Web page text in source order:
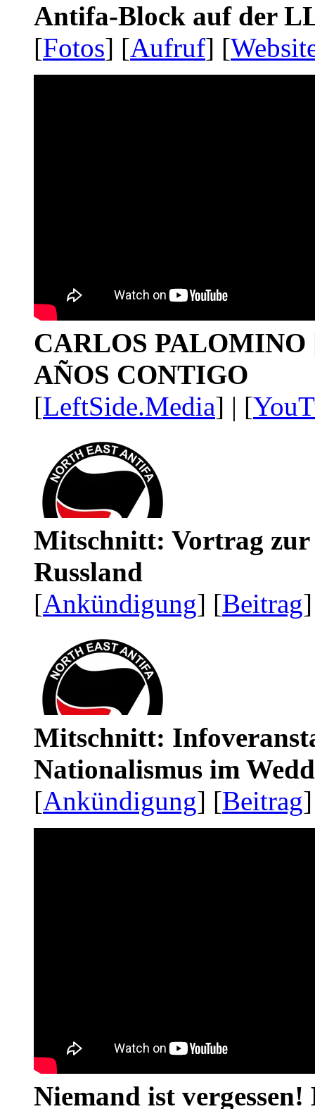
Antifa-Block auf der
[Fotos] [Aufruf] [
CARLOS PALOMINO
AÑOS CONTIGO
[LeftSide.Media] | [
Mitschnitt: Vortrag zur
Russland
[Ankündigung] [Beitrag
Mitschnitt:
Nationalismus im
[Ankündigung] [Beitrag
Niemand ist